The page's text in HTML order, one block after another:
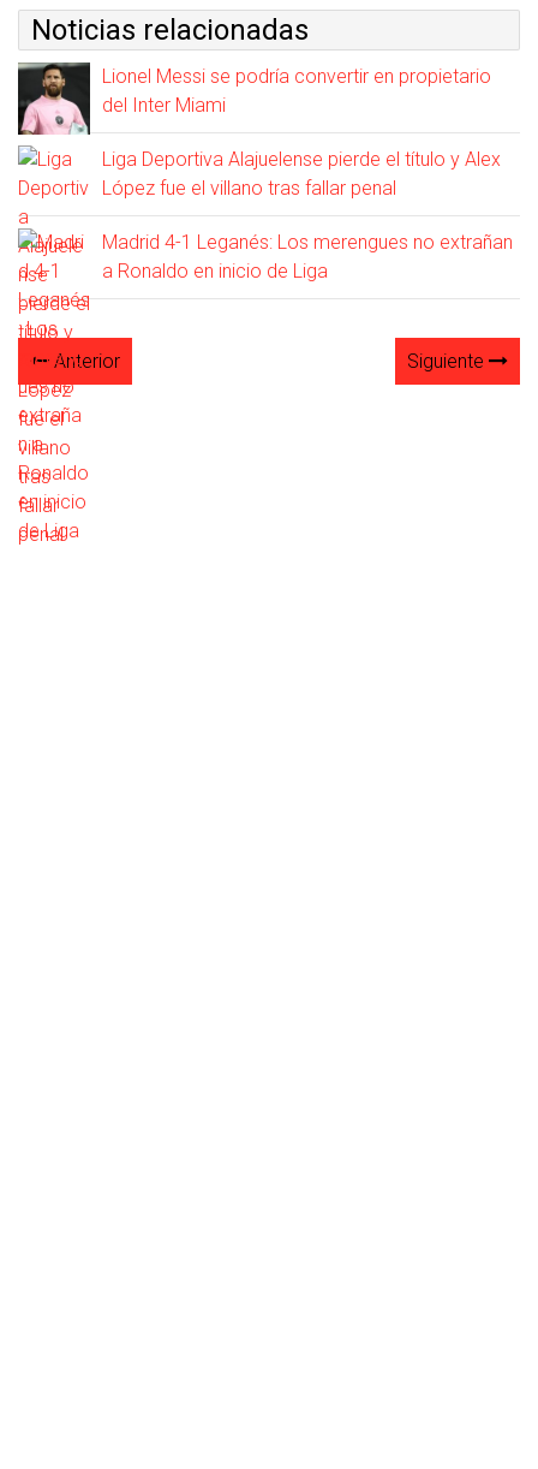
Noticias relacionadas
Lionel Messi se podría convertir en propietario
del Inter Miami
Liga Deportiva Alajuelense pierde el título y Alex
López fue el villano tras fallar penal
Madrid 4-1 Leganés: Los merengues no extrañan
a Ronaldo en inicio de Liga
Anterior Siguiente